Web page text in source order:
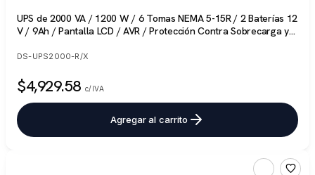
UPS de 2000 VA / 1200 W / 6 Tomas NEMA 5-15R / 2 Baterías 12
V / 9Ah / Pantalla LCD / AVR / Protección Contra Sobrecarga y
DS-UPS2000-R/X
$4,929.58 c/IVA
Agregar al carrito